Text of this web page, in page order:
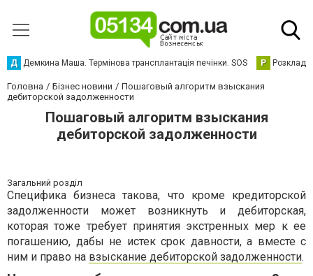
Д Демкина Маша. Термінова трансплантація печінки. SOS Р Розклад
Головна Бізнес новини
Пошаговый алгоритм взыскания
дебиторской задолженности
Пошаговый алгоритм взыскания
дебиторской задолженности
Загальний розділ
Специфика бизнеса такова, что кроме кредиторской
задолженности может возникнуть и дебиторская,
которая тоже требует принятия экстренных мер к ее
погашению, дабы не истек срок давности, а вместе с
ним и право на взыскание дебиторской задолженности.